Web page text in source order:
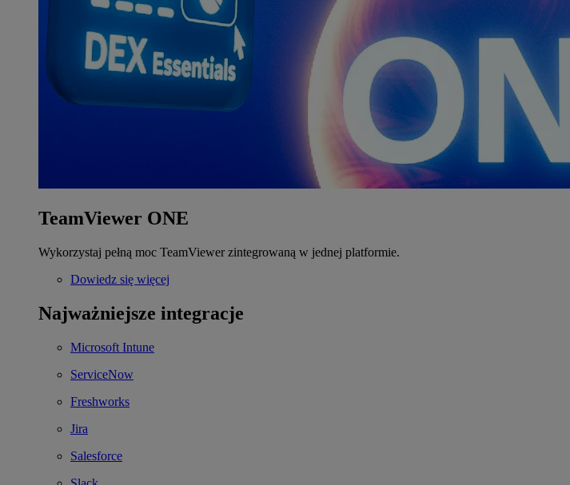
TeamViewer ONE
Wykorzystaj pełną moc TeamViewer zintegrowaną w jednej platformie.
Dowiedz się więcej
Najważniejsze integracje
Microsoft Intune
ServiceNow
Freshworks
Jira
Salesforce